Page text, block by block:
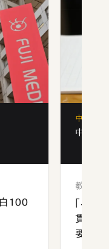
100
中学受験
中学受
教育
「早
貫校へ
要だっ